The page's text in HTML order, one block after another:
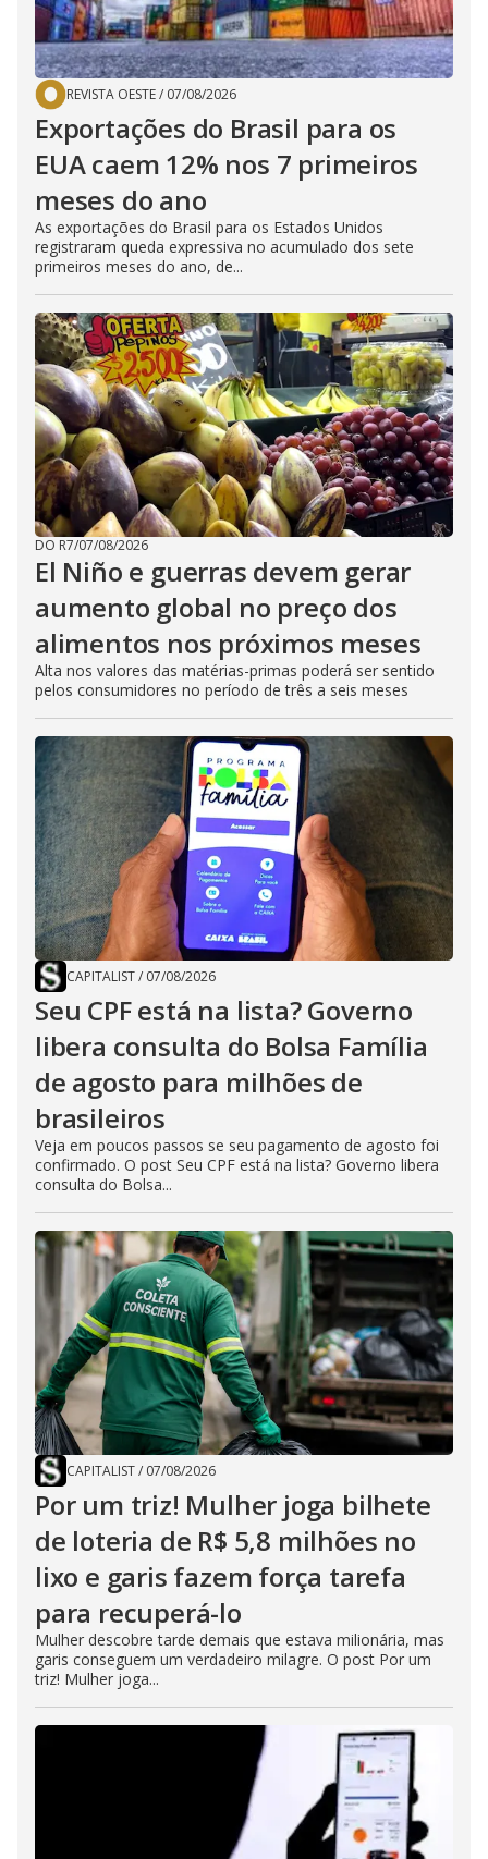
REVISTA OESTE/ 07/08/2026
Exportações do Brasil para os
EUA caem 12% nos 7 primeiros
meses do ano
As exportações do Brasil para os Estados Unidos
registraram queda expressiva no acumulado dos sete
primeiros meses do ano, de...
DO R7/07/08/2026
El Niño e guerras devem gerar
aumento global no preço dos
alimentos nos próximos meses
Alta nos valores das matérias-primas poderá ser sentido
pelos consumidores no período de três a seis meses
CAPITALIST/ 07/08/2026
Seu CPF está na lista? Governo
libera consulta do Bolsa Família
de agosto para milhões de
brasileiros
Veja em poucos passos se seu pagamento de agosto foi
confirmado. O post Seu CPF está na lista? Governo libera
consulta do Bolsa...
CAPITALIST/ 07/08/2026
Por um triz! Mulher joga bilhete
de loteria de R$ 5,8 milhões no
lixo e garis fazem força tarefa
para recuperá-lo
Mulher descobre tarde demais que estava milionária, mas
garis conseguem um verdadeiro milagre. O post Por um
triz! Mulher joga...